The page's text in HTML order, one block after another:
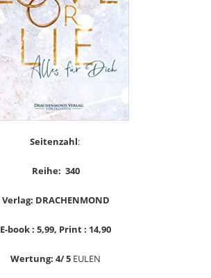
Seitenzahl:
Reihe: 340
Verlag: DRACHENMOND
E-book : 5,99, Print : 14,90
Wertung: 4/ 5 EULEN